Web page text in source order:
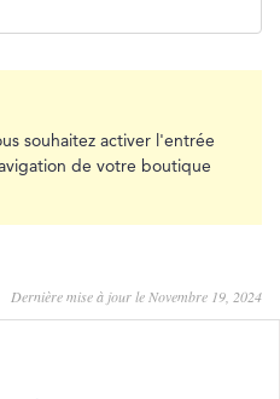
souhaitez activer l'entrée
de votre boutique
Dernière mise à jour le Novembre 19, 2024